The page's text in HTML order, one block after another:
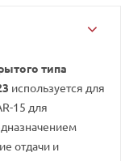
типа
используется для
15 для
отдачи и